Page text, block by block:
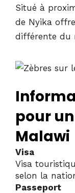
Situé à
de Nyika
différente du
pour
Malawi
Visa
Visa
selon la
Passeport